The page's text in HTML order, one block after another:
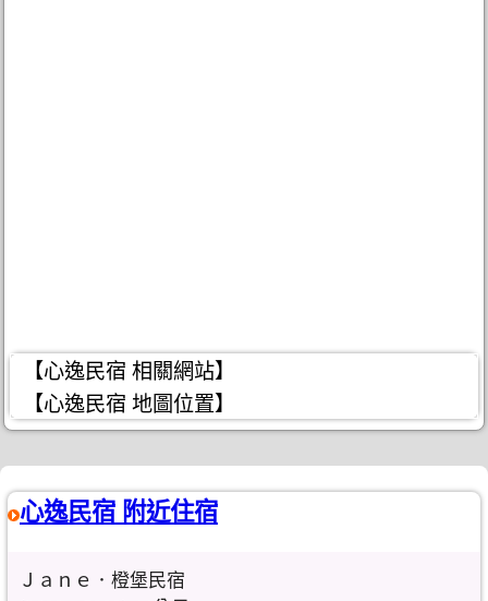
【心逸民宿 相關網站】
【心逸民宿 地圖位置】
心逸民宿 附近住宿
Ｊａｎｅ．橙堡民宿